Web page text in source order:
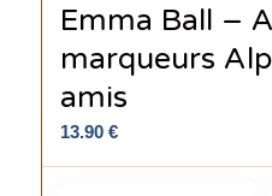
Emma Ball –
marqueurs
amis
13.90 €